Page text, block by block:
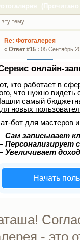
(Прочитано
тему.
Re: Фотогалерея
« Ответ #15 : 05 Сентябрь
онлайн-
кто работает в
что нужно
самый
новых
бот для мастеров
Сам записывает
Персонализирует
Увеличивает
Начать
- это